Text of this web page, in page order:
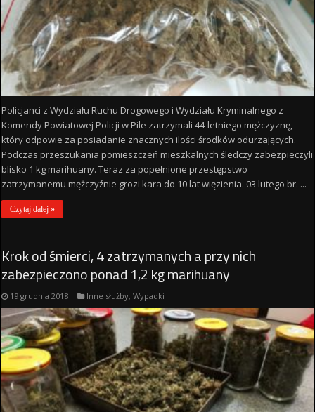
Policjanci z Wydziału Ruchu Drogowego i Wydziału Kryminalnego z
Komendy Powiatowej Policji w Pile zatrzymali 44-letniego mężczyznę,
który odpowie za posiadanie znacznych ilości środków odurzających.
Podczas przeszukania pomieszczeń mieszkalnych śledczy zabezpieczyli
blisko 1 kg marihuany. Teraz za popełnione przestępstwo
zatrzymanemu mężczyźnie grozi kara do 10 lat więzienia. 03 lutego br. ...
Czytaj dalej »
Krok od śmierci, 4 zatrzymanych a przy nich
zabezpieczono ponad 1,2 kg marihuany
19 grudnia 2018 Inne służby,Wypadki